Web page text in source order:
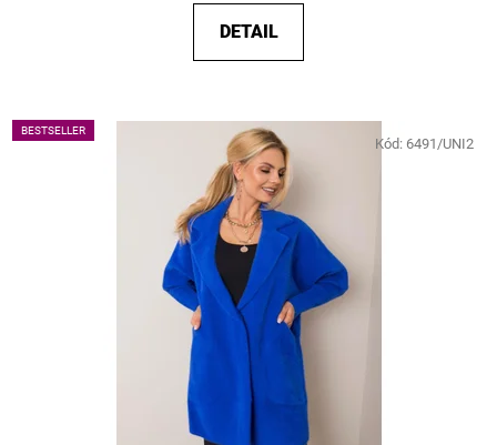
DETAIL
BESTSELLER
Kód: 6491/UNI2